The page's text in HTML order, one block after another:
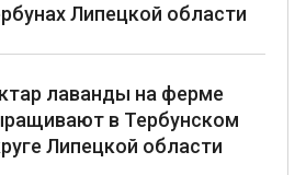
Липецкой области
лаванды на ферме
в Тербунском
Липецкой области